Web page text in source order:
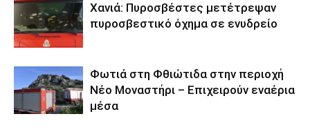
Χανιά: Πυροσβέστες μετέτρεψαν
πυροσβεστικό όχημα σε ενυδρείο
Φωτιά στη Φθιώτιδα στην περιοχή
Νέο Μοναστήρι – Επιχειρούν εναέρια
μέσα